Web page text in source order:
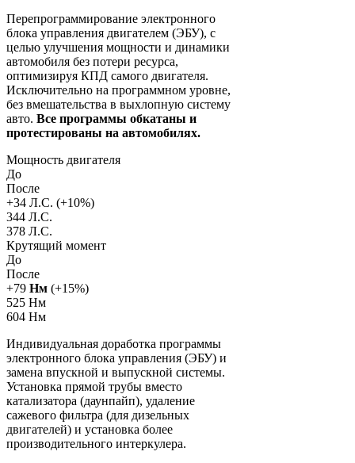
Перепрограммирование электронного
блока управления двигателем (ЭБУ), с
целью улучшения мощности и динамики
автомобиля без потери ресурса,
оптимизируя КПД самого двигателя.
Исключительно на программном уровне,
без вмешательства в выхлопную систему
авто. Все программы обкатаны и
протестированы на автомобилях.
Мощность двигателя
До
После
+34 Л.С. (+10%)
344 Л.С.
378 Л.С.
Крутящий момент
До
После
+79 Нм (+15%)
525 Нм
604 Нм
Индивидуальная доработка программы
электронного блока управления (ЭБУ) и
замена впускной и выпускной системы.
Установка прямой трубы вместо
катализатора (даунпайп), удаление
сажевого фильтра (для дизельных
двигателей) и установка более
производительного интеркулера.